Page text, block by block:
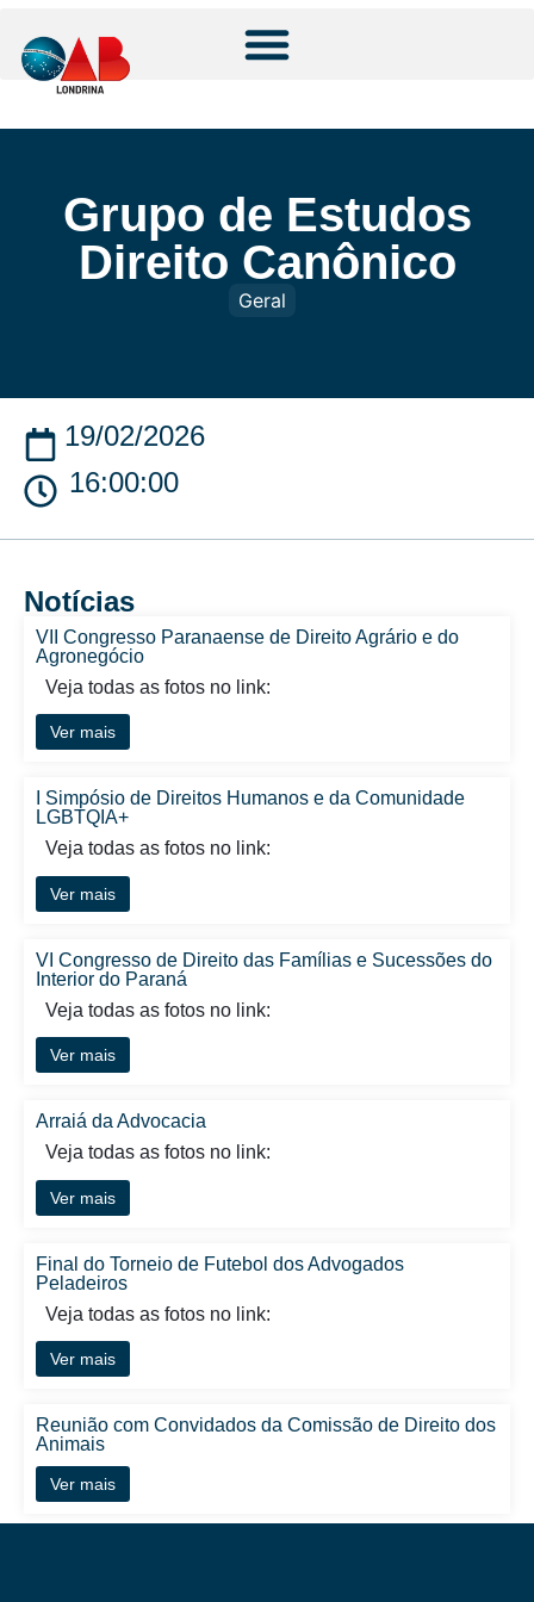
Grupo de Estudos
Direito Canônico
Geral
19/02/2026
16:00:00
Notícias
VII Congresso Paranaense de Direito Agrário e do
Agronegócio
Veja todas as fotos no link:
Ver mais
I Simpósio de Direitos Humanos e da Comunidade
LGBTQIA+
Veja todas as fotos no link:
Ver mais
VI Congresso de Direito das Famílias e Sucessões do
Interior do Paraná
Veja todas as fotos no link:
Ver mais
Arraiá da Advocacia
Veja todas as fotos no link:
Ver mais
Final do Torneio de Futebol dos Advogados
Peladeiros
Veja todas as fotos no link:
Ver mais
Reunião com Convidados da Comissão de Direito dos
Animais
Ver mais